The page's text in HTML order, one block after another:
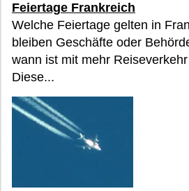
Feiertage Frankreich
Welche Feiertage gelten in
bleiben Geschäfte oder
wann ist mit mehr
Diese...